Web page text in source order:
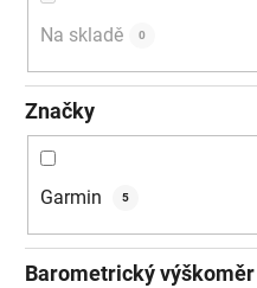
Na skladě 0
Značky
Garmin 5
Barometrický výškoměr